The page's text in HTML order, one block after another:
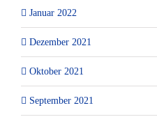
Januar 2022
Dezember 2021
Oktober 2021
September 2021